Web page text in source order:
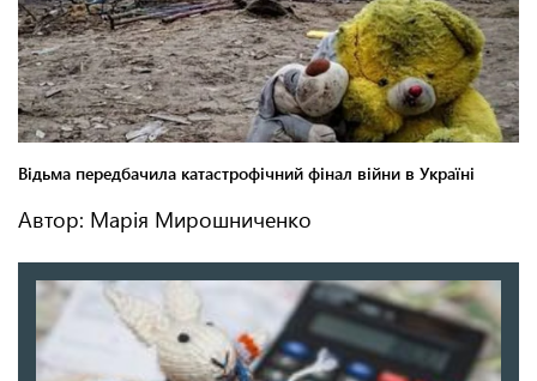
Автор: Марія Мирошниченко